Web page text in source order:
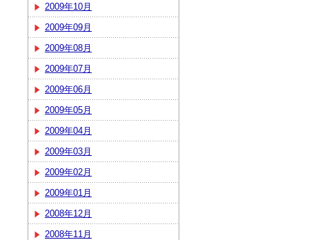
2009年10月
2009年09月
2009年08月
2009年07月
2009年06月
2009年05月
2009年04月
2009年03月
2009年02月
2009年01月
2008年12月
2008年11月